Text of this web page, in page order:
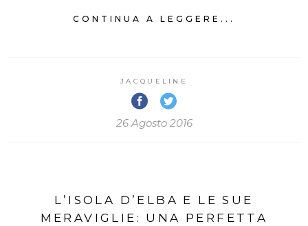
CONTINUA A LEGGERE...
JACQUELINE
26 Agosto 2016
L’ISOLA D’ELBA E LE SUE
MERAVIGLIE: UNA PERFETTA